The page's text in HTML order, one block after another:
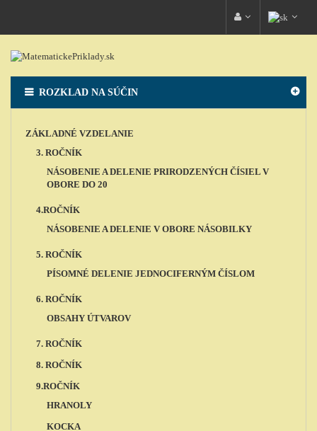
ROZKLAD NA SÚČIN
ZÁKLADNÉ VZDELANIE
3. ROČNÍK
NÁSOBENIE A DELENIE PRIRODZENÝCH ČÍSIEL V
OBORE DO 20
4.ROČNÍK
NÁSOBENIE A DELENIE V OBORE NÁSOBILKY
5. ROČNÍK
PÍSOMNÉ DELENIE JEDNOCIFERNÝM ČÍSLOM
6. ROČNÍK
OBSAHY ÚTVAROV
7. ROČNÍK
8. ROČNÍK
9.ROČNÍK
HRANOLY
KOCKA